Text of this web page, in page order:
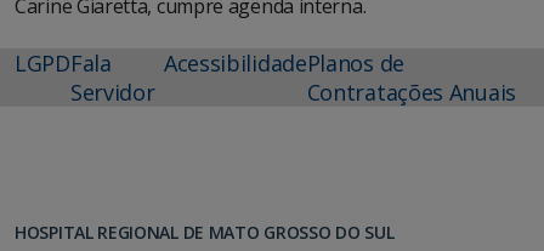
Carine Giaretta, cumpre agenda interna.
LGPDFala
Servidor
AcessibilidadePlanos de
Contratações Anuais
HOSPITAL REGIONAL DE MATO GROSSO DO SUL